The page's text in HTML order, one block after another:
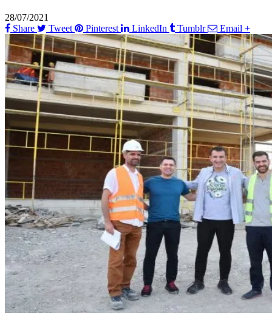
28/07/2021
Share
Tweet Pinterest LinkedIn Tumblr Email +